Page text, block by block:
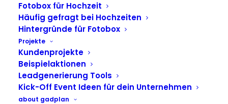
Fotobox für Hochzeit
Häufig gefragt bei Hochzeiten
Hintergründe für Fotobox
Projekte
Kundenprojekte
Beispielaktionen
Leadgenerierung Tools
Kick-Off Event Ideen für dein Unternehmen
about gadplan
Airbrush und Spinbooth als
Mitmachstationen beim
Sommerfest